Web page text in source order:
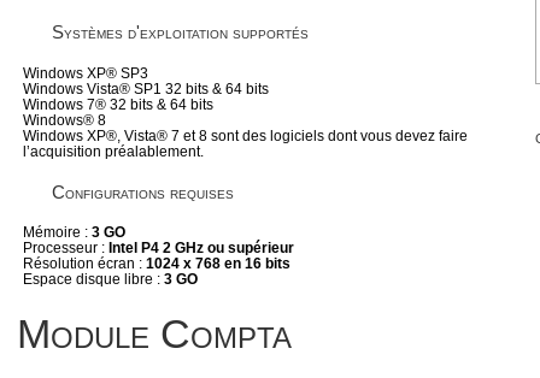
Systèmes d'exploitation supportés
Windows XP® SP3
Windows Vista® SP1 32 bits & 64 bits
Windows 7® 32 bits & 64 bits
Windows® 8
Windows XP®, Vista® 7 et 8 sont des logiciels dont vous devez faire
l’acquisition préalablement.
Configurations requises
Mémoire : 3 GO
Processeur : Intel P4 2 GHz ou supérieur
Résolution écran : 1024 x 768 en 16 bits
Espace disque libre : 3 GO
Module Compta